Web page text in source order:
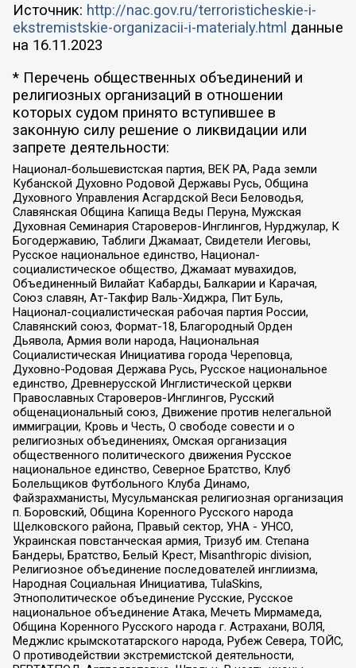
Источник: http://nac.gov.ru/terroristicheskie-i-
ekstremistskie-organizacii-i-materialy.html данные
на 16.11.2023
* Перечень общественных объединений и
религиозных организаций в отношении
которых судом принято вступившее в
законную силу решение о ликвидации или
запрете деятельности:
Национал-большевистская партия, ВЕК РА, Рада земли
Кубанской Духовно Родовой Державы Русь, Община
Духовного Управления Асгардской Веси Беловодья,
Славянская Община Капища Веды Перуна, Мужская
Духовная Семинария Староверов-Инглингов, Нурджулар, К
Богодержавию, Таблиги Джамаат, Свидетели Иеговы,
Русское национальное единство, Национал-
социалистическое общество, Джамаат мувахидов,
Объединенный Вилайат Кабарды, Балкарии и Карачая,
Союз славян, Ат-Такфир Валь-Хиджра, Пит Буль,
Национал-социалистическая рабочая партия России,
Славянский союз, Формат-18, Благородный Орден
Дьявола, Армия воли народа, Национальная
Социалистическая Инициатива города Череповца,
Духовно-Родовая Держава Русь, Русское национальное
единство, Древнерусской Инглистической церкви
Православных Староверов-Инглингов, Русский
общенациональный союз, Движение против нелегальной
иммиграции, Кровь и Честь, О свободе совести и о
религиозных объединениях, Омская организация
общественного политического движения Русское
национальное единство, Северное Братство, Клуб
Болельщиков Футбольного Клуба Динамо,
Файзрахманисты, Мусульманская религиозная организация
п. Боровский, Община Коренного Русского народа
Щелковского района, Правый сектор, УНА - УНСО,
Украинская повстанческая армия, Тризуб им. Степана
Бандеры, Братство, Белый Крест, Misanthropic division,
Религиозное объединение последователей инглиизма,
Народная Социальная Инициатива, TulaSkins,
Этнополитическое объединение Русские, Русское
национальное объединение Атака, Мечеть Мирмамеда,
Община Коренного Русского народа г. Астрахани, ВОЛЯ,
Меджлис крымскотатарского народа, Рубеж Севера, ТОЙС,
О противодействии экстремистской деятельности,